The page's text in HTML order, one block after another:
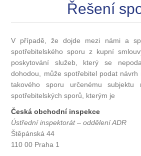
Řešení
V případě, že dojde mezi námi a
spotřebitelského sporu z kupní
poskytování služeb, který se
dohodou, může spotřebitel podat
takového sporu určenému subjektu
spotřebitelských sporů, kterým je
Česká obchodní inspekce
Ústřední inspektorát – oddělení ADR
Štěpánská 44
110 00 Praha 1